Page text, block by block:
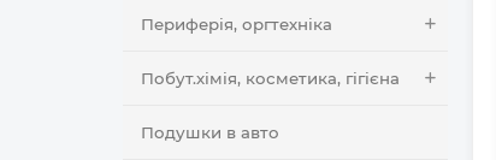
Периферія, оргтехніка
Побут.хімія, косметика, гігієна
Подушки в авто